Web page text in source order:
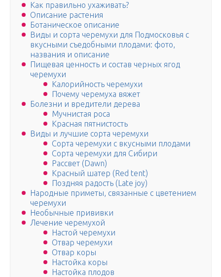
Как правильно ухаживать?
Описание растения
Ботаническое описание
Виды и сорта черемухи для Подмосковья с
вкусными съедобными плодами: фото,
названия и описание
Пищевая ценность и состав черных ягод
черемухи
Калорийность черемухи
Почему черемуха вяжет
Болезни и вредители дерева
Мучнистая роса
Красная пятнистость
Виды и лучшие сорта черемухи
Сорта черемухи с вкусными плодами
Сорта черемухи для Сибири
Рассвет (Dawn)
Красный шатер (Red tent)
Поздняя радость (Late joy)
Народные приметы, связанные с цветением
черемухи
Необычные прививки
Лечение черемухой
Настой черемухи
Отвар черемухи
Отвар коры
Настойка коры
Настойка плодов